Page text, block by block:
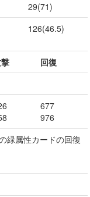
29(71)
126(46.5)
回復
677
976
緑属性カードの回復